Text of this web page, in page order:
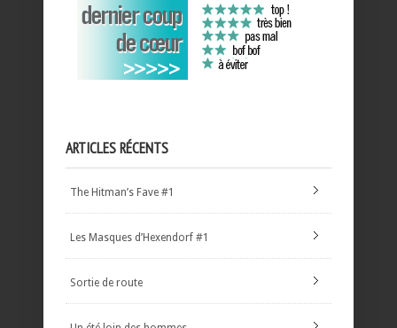
ARTICLES RÉCENTS
The Hitman’s Fave #1
Les Masques d’Hexendorf #1
Sortie de route